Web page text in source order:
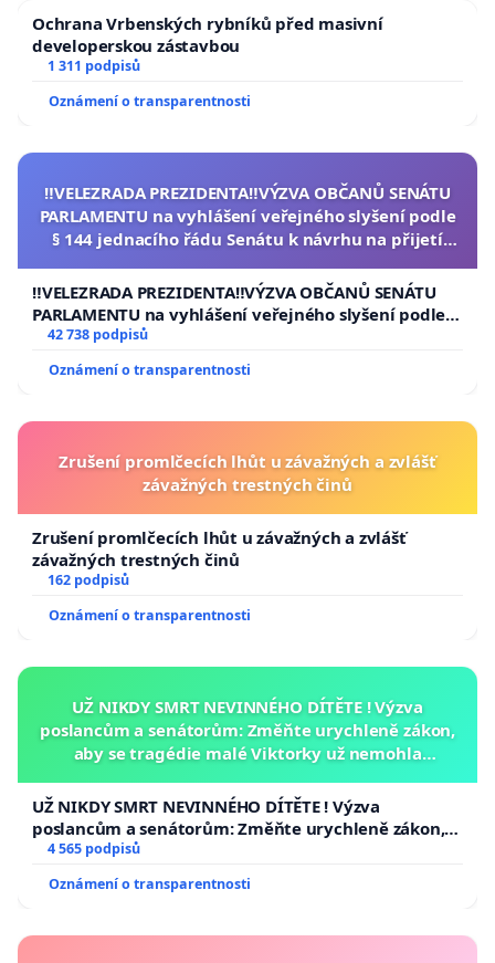
Ochrana Vrbenských rybníků před masivní
developerskou zástavbou
1 311 podpisů
Oznámení o transparentnosti
‼️VELEZRADA PREZIDENTA‼️VÝZVA OBČANŮ SENÁTU
PARLAMENTU na vyhlášení veřejného slyšení podle
§ 144 jednacího řádu Senátu k návrhu na přijetí
republiky
‼️VELEZRADA PREZIDENTA‼️VÝZVA OBČANŮ SENÁTU
PARLAMENTU na vyhlášení veřejného slyšení podle §
144 jednacího řádu Senátu k návrhu na přijetí
usnesení k podání ústavní žaloby na prezidenta
republiky
42 738 podpisů
Oznámení o transparentnosti
Zrušení promlčecích lhůt u závažných a zvlášť
závažných trestných činů
Zrušení promlčecích lhůt u závažných a zvlášť
závažných trestných činů
162 podpisů
Oznámení o transparentnosti
UŽ NIKDY SMRT NEVINNÉHO DÍTĚTE ! Výzva
poslancům a senátorům: Změňte urychleně zákon,
aby se tragédie malé Viktorky už nemohla
UŽ NIKDY SMRT NEVINNÉHO DÍTĚTE ! Výzva
poslancům a senátorům: Změňte urychleně zákon,
aby se tragédie malé Viktorky už nemohla opakovat!
4 565 podpisů
Oznámení o transparentnosti